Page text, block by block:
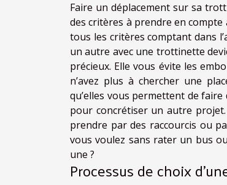
Faire un déplacement sur sa
des critères à prendre en
tous les critères comptant dans
un autre avec une trottinette
précieux. Elle vous évite les
n’avez plus à chercher une
qu’elles vous permettent de faire
pour concrétiser un autre
prendre par des raccourcis ou
vous voulez sans rater un bus
une ?
Processus de choix